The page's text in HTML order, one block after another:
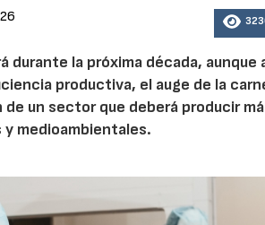
durante la próxima década, aunque
productiva, el auge de la
de un sector que deberá producir
medioambientales.